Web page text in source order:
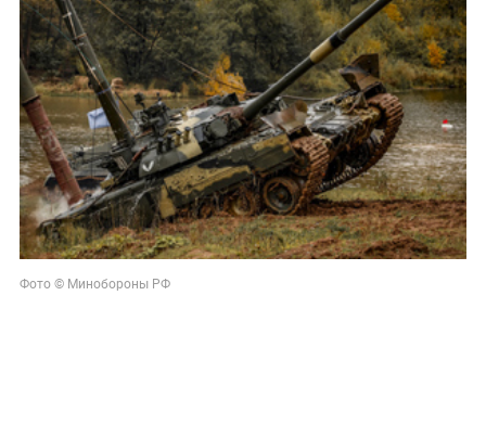
Фото © Минобороны РФ